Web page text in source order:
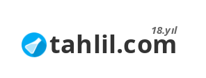
18.yıl
tahlil.com